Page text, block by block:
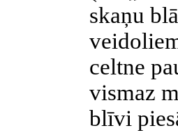
skaņu
celtne
vismaz
blīvi